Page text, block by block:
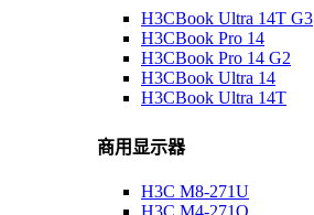
H3CBook Ultra 14T G3
H3CBook Pro 14
H3CBook Pro 14 G2
H3CBook Ultra 14
H3CBook Ultra 14T
商用显示器
H3C M8-271U
H3C M4-271Q